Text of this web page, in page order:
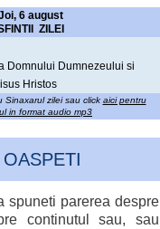
6 august
ZILEI
Domnului Dumnezeului si
Hristos
Sinaxarul zilei sau click aici pentru
in format audio mp3
spuneti parerea despre
continutul sau, sau